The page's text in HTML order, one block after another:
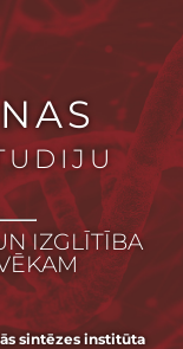
IZGLĪTĪBA
sintēzes institūta